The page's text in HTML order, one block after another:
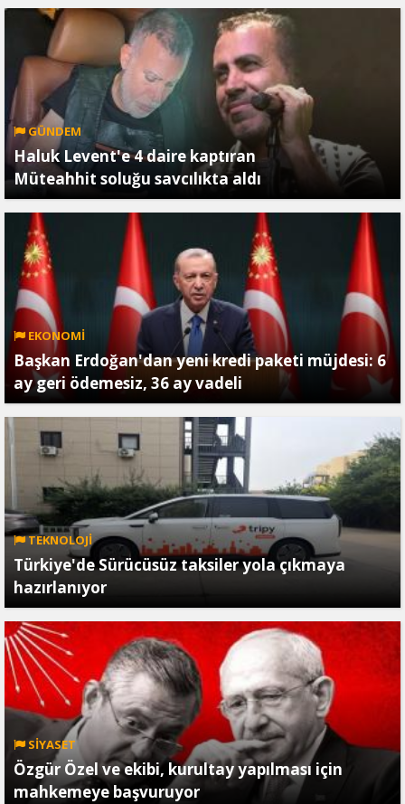
GÜNDEM
Haluk Levent'e 4 daire kaptıran
Müteahhit soluğu savcılıkta aldı
EKONOMİ
Başkan Erdoğan'dan yeni kredi paketi müjdesi: 6
ay geri ödemesiz, 36 ay vadeli
TEKNOLOJİ
Türkiye'de Sürücüsüz taksiler yola çıkmaya
hazırlanıyor
SİYASET
Özgür Özel ve ekibi, kurultay yapılması için
mahkemeye başvuruyor